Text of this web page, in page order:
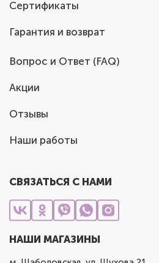
Сертификаты
Гарантия и возврат
Вопрос и Ответ (FAQ)
Акции
Отзывы
Наши работы
СВЯЗАТЬСЯ С НАМИ
НАШИ МАГАЗИНЫ